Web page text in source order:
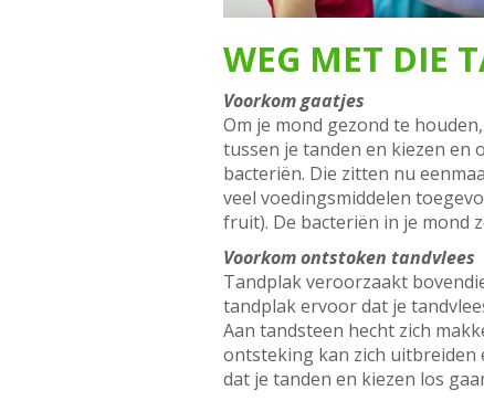
WEG MET DIE
Voorkom gaatjes
Om je mond gezond te
tussen je tanden en kiezen en
bacteriën. Die zitten nu
veel voedingsmiddelen
fruit). De bacteriën in je mond
Voorkom ontstoken tandvlees
Tandplak veroorzaakt
tandplak ervoor dat je
Aan tandsteen hecht zich
ontsteking kan zich uitbreiden
dat je tanden en kiezen los